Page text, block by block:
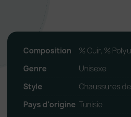
Composition
% Cuir, %
Genre
Unisexe
Style
Chaussures
Pays d'origine Tunisie